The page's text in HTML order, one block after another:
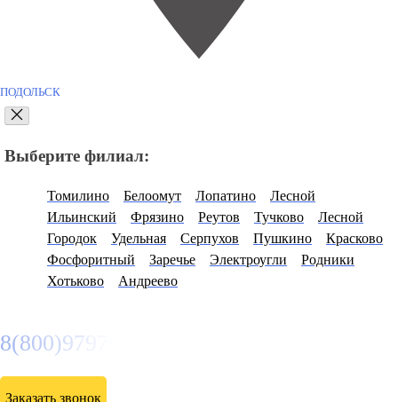
ПОДОЛЬСК
Выберите филиал:
Томилино Белоомут Лопатино
Лесной
Ильинский
Фрязино Реутов Тучково
Лесной
Городок
Удельная Серпухов Пушкино
Красково
Фосфоритный
Заречье Электроугли
Родники
Хотьково
Андреево
8(800)9797043
Заказать звонок